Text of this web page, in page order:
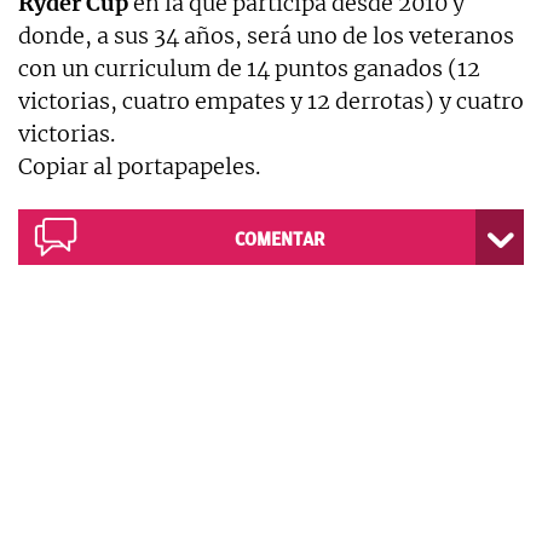
donde, a sus 34 años, será uno de los veteranos
con un curriculum de 14 puntos ganados (12
victorias, cuatro empates y 12 derrotas) y cuatro
victorias.
Copiar al portapapeles.
COMENTAR